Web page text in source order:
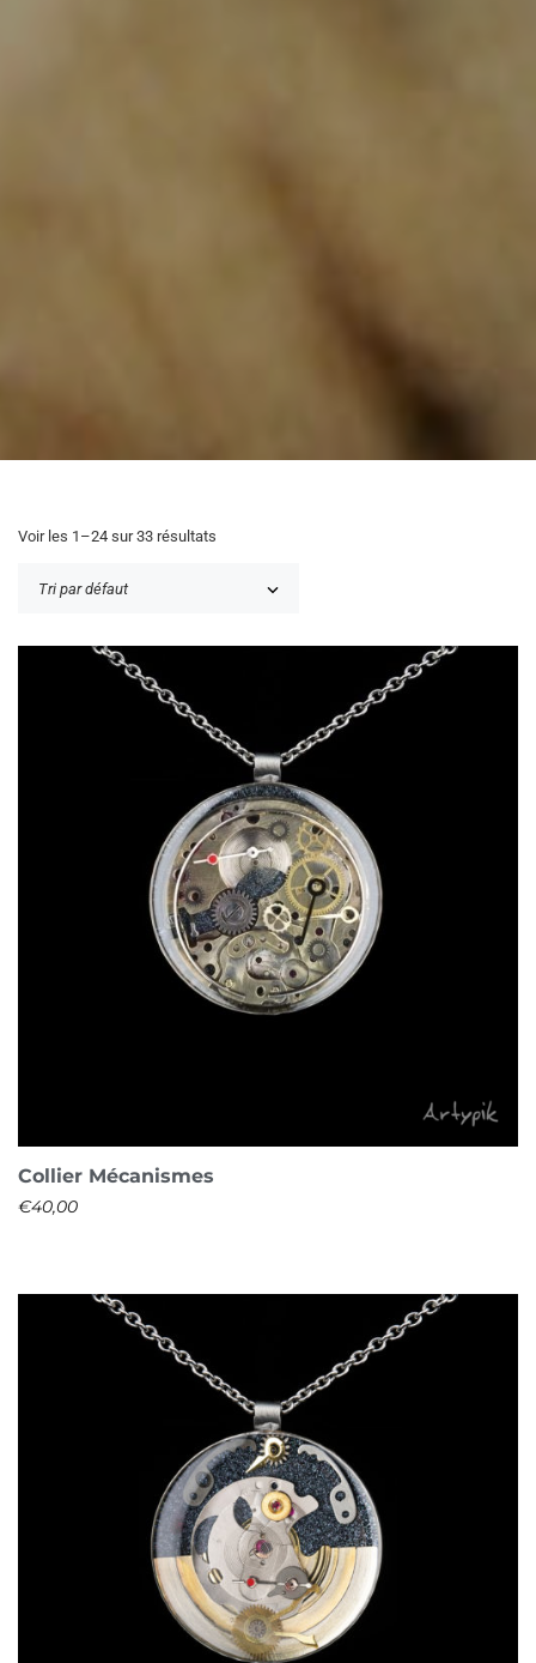
Voir les 1–24 sur 33 résultats
Collier Mécanismes
€40,00